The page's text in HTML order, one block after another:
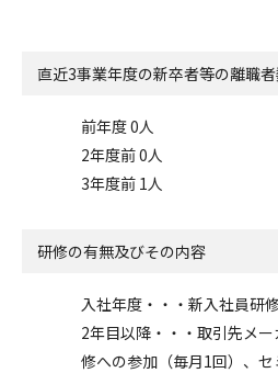
直近3事業年度の新卒者等の離職
前年度 0人
2年度前 0人
3年度前 1人
研修の有無及びその内容
入社年度・・・新入社員研
2年目以降・・・取引先メ
修への参加（毎月1回）、セ